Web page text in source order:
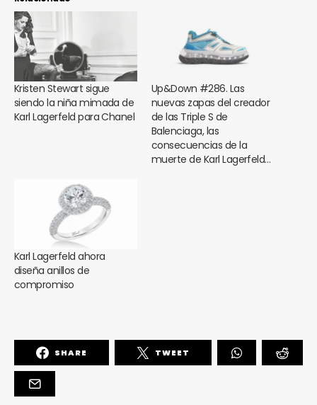
Kristen Stewart sigue
siendo la niña mimada de
Karl Lagerfeld para Chanel
Up&Down #286. Las
nuevas zapas del creador
de las Triple S de
Balenciaga, las
consecuencias de la
muerte de Karl Lagerfeld…
Karl Lagerfeld ahora
diseña anillos de
compromiso
SHARE TWEET